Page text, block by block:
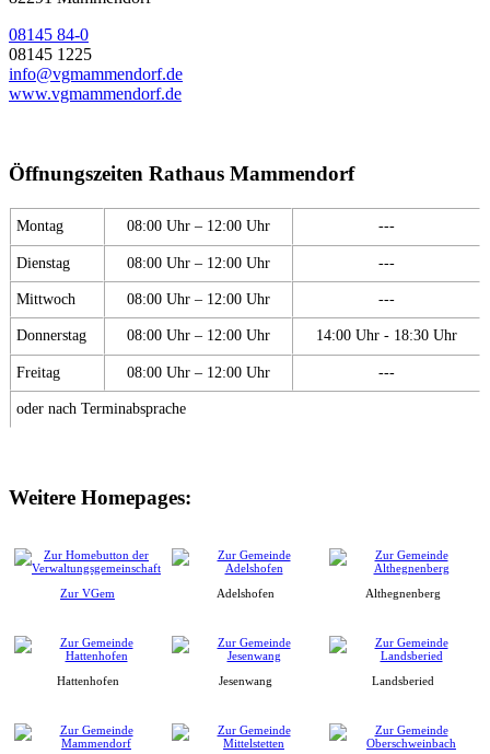
08145 84-0
08145 1225
info@vgmammendorf.de
www.vgmammendorf.de
Öffnungszeiten Rathaus Mammendorf
Montag 08:00 Uhr – 12:00 Uhr ---
Dienstag 08:00 Uhr – 12:00 Uhr ---
Mittwoch 08:00 Uhr – 12:00 Uhr ---
Donnerstag 08:00 Uhr – 12:00 Uhr 14:00 Uhr - 18:30 Uhr
Freitag 08:00 Uhr – 12:00 Uhr ---
oder nach Terminabsprache
Weitere Homepages:
Zur VGem Adelshofen Althegnenberg
Hattenhofen Jesenwang Landsberied